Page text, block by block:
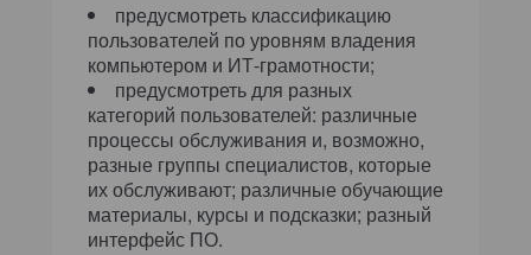
предусмотреть классификацию
пользователей по уровням владения
компьютером и ИТ-грамотности;
предусмотреть для разных
категорий пользователей: различные
процессы обслуживания и, возможно,
разные группы специалистов, которые
их обслуживают; различные обучающие
материалы, курсы и подсказки; разный
интерфейс ПО.